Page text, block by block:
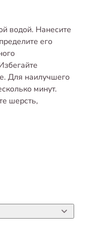
водой. Нанесите
его
Для наилучшего
минут.
шерсть,